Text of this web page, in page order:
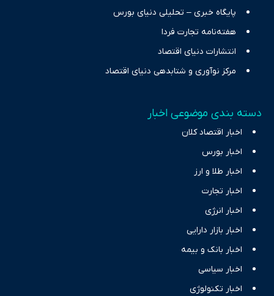
پایگاه خبری – تحلیلی دنیای بورس
هفته‌نامه تجارت فردا
انتشارات دنیای اقتصاد
مرکز نوآوری و شتابدهی دنیای اقتصاد
دسته بندی موضوعی اخبار
اخبار اقتصاد کلان
اخبار بورس
اخبار طلا و ارز
اخبار تجارت
اخبار انرژی
اخبار بازار دارایی
اخبار بانک و بیمه
اخبار سیاسی
اخبار تکنولوژی